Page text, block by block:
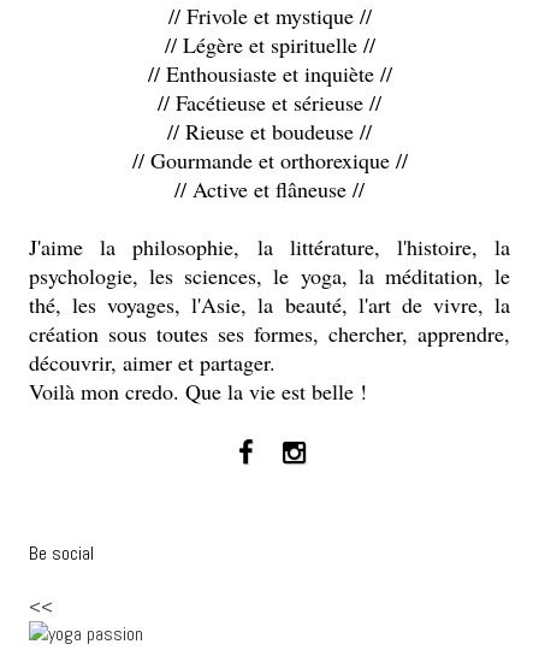
// Frivole et mystique //
// Légère et spirituelle //
// Enthousiaste et inquiète //
// Facétieuse et sérieuse //
// Rieuse et boudeuse //
// Gourmande et orthorexique //
// Active et flâneuse //
J'aime la philosophie, la littérature, l'histoire, la
psychologie, les sciences, le yoga, la méditation, le
thé, les voyages, l'Asie, la beauté, l'art de vivre, la
création sous toutes ses formes, chercher, apprendre,
découvrir, aimer et partager.
Voilà mon credo. Que la vie est belle !
Be social
<<